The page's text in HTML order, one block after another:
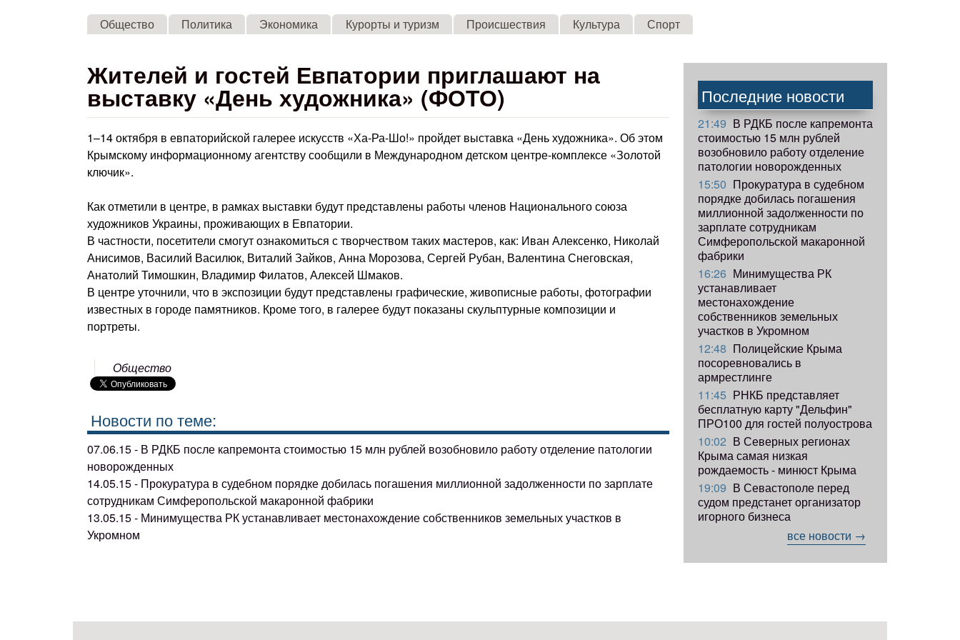
Skip to main content
Общество Политика Экономика Курорты и туризм Происшествия Культура Спорт
Жителей и гостей Евпатории приглашают на
выставку «День художника» (ФОТО)
1–14 октября в евпаторийской галерее искусств «Ха-Ра-Шо!» пройдет выставка «День художника». Об этом
Крымскому информационному агентству сообщили в Международном детском центре-комплексе «Золотой
ключик».
Как отметили в центре, в рамках выставки будут представлены работы членов Национального союза
художников Украины, проживающих в Евпатории.
В частности, посетители смогут ознакомиться с творчеством таких мастеров, как: Иван Алексенко, Николай
Анисимов, Василий Василюк, Виталий Зайков, Анна Морозова, Сергей Рубан, Валентина Снеговская,
Анатолий Тимошкин, Владимир Филатов, Алексей Шмаков.
В центре уточнили, что в экспозиции будут представлены графические, живописные работы, фотографии
известных в городе памятников. Кроме того, в галерее будут показаны скульптурные композиции и
портреты.
Общество
Новости по теме:
07.06.15 - В РДКБ после капремонта стоимостью 15 млн рублей возобновило работу отделение патологии
новорожденных
14.05.15 - Прокуратура в судебном порядке добилась погашения миллионной задолженности по зарплате
сотрудникам Симферопольской макаронной фабрики
13.05.15 - Минимущества РК устанавливает местонахождение собственников земельных участков в
Укромном
Последние новости
21:49 В РДКБ после капремонта
стоимостью 15 млн рублей
возобновило работу отделение
патологии новорожденных
15:50 Прокуратура в судебном
порядке добилась погашения
миллионной задолженности по
зарплате сотрудникам
Симферопольской макаронной
фабрики
16:26 Минимущества РК
устанавливает
местонахождение
собственников земельных
участков в Укромном
12:48 Полицейские Крыма
посоревновались в
армрестлинге
11:45 РНКБ представляет
бесплатную карту "Дельфин"
ПРО100 для гостей полуострова
10:02 В Северных регионах
Крыма самая низкая
рождаемость - минюст Крыма
19:09 В Севастополе перед
судом предстанет организатор
игорного бизнеса
все новости →